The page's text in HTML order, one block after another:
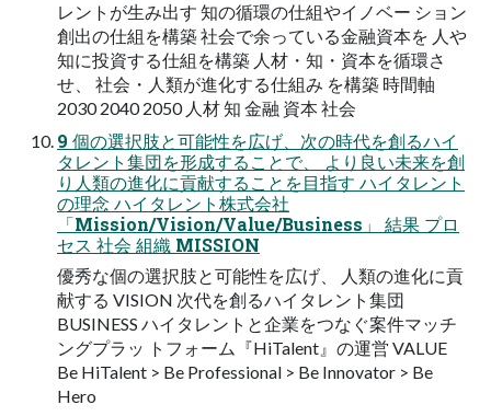
レントが生み出す 知の循環の仕組やイノベー ション
創出の仕組を構築 社会で余っている金融資本を 人や
知に投資する仕組を構築 人材・知・資本を循環さ
せ、 社会・人類が進化する仕組み を構築 時間軸
2030 2040 2050 人材 知 金融 資本 社会
9 個の選択肢と可能性を広げ、次の時代を創るハイ
タレント集団を形成することで、 より良い未来を創
り人類の進化に貢献することを目指す ハイタレント
の理念 ハイタレント株式会社
「Mission/Vision/Value/Business」 結果 プロ
セス 社会 組織 MISSION
優秀な個の選択肢と可能性を広げ、 人類の進化に貢
献する VISION 次代を創るハイタレント集団
BUSINESS ハイタレントと企業をつなぐ案件マッチ
ングプラッ トフォーム『HiTalent』の運営 VALUE
Be HiTalent > Be Professional > Be Innovator > Be
Hero